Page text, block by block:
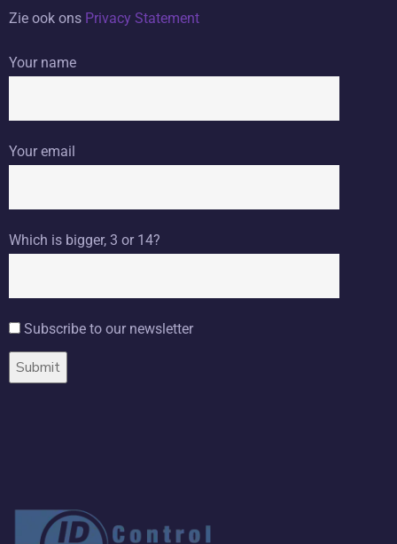
Zie ook ons Privacy Statement
Your name
Your email
Which is bigger, 3 or 14?
Subscribe to our newsletter